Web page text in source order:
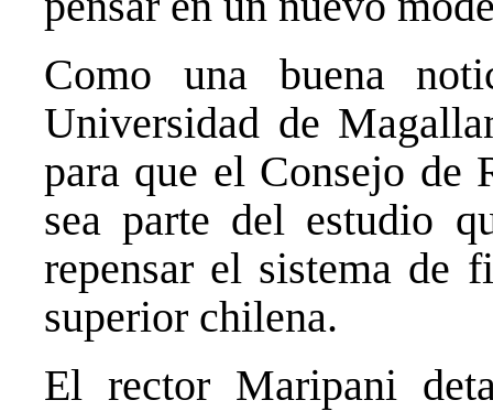
Como una buena
Universidad de
para que el Consejo de
sea parte del estudio
repensar el sistema de
superior chilena.
El rector Maripani